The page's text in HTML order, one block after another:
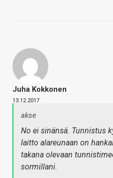
Juha Kokkonen
13.12.2017
akse
No ei sinänsä. Tunnistus
laitto alareunaan on
takana olevaan
sormillani.